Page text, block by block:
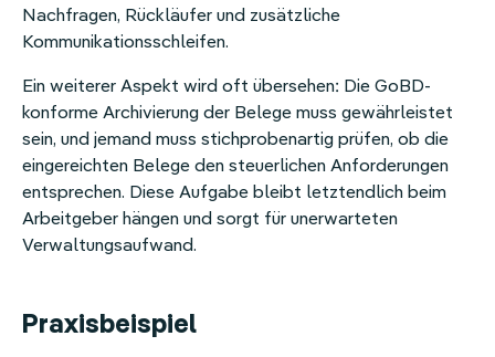
Nachfragen, Rückläufer und zusätzliche
Kommunikationsschleifen.
Ein weiterer Aspekt wird oft übersehen: Die GoBD-
konforme Archivierung der Belege muss gewährleistet
sein, und jemand muss stichprobenartig prüfen, ob die
eingereichten Belege den steuerlichen Anforderungen
entsprechen. Diese Aufgabe bleibt letztendlich beim
Arbeitgeber hängen und sorgt für unerwarteten
Verwaltungsaufwand.
Praxisbeispiel